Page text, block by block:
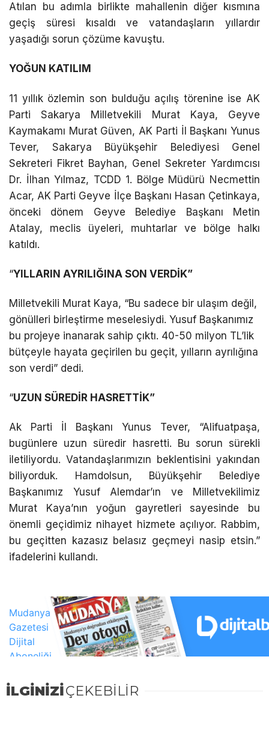
Atılan bu adımla birlikte mahallenin diğer kısmına
geçiş süresi kısaldı ve vatandaşların yıllardır
yaşadığı sorun çözüme kavuştu.
YOĞUN KATILIM
11 yıllık özlemin son bulduğu açılış törenine ise AK
Parti Sakarya Milletvekili Murat Kaya, Geyve
Kaymakamı Murat Güven, AK Parti İl Başkanı Yunus
Tever, Sakarya Büyükşehir Belediyesi Genel
Sekreteri Fikret Bayhan, Genel Sekreter Yardımcısı
Dr. İlhan Yılmaz, TCDD 1. Bölge Müdürü Necmettin
Acar, AK Parti Geyve İlçe Başkanı Hasan Çetinkaya,
önceki dönem Geyve Belediye Başkanı Metin
Atalay, meclis üyeleri, muhtarlar ve bölge halkı
katıldı.
“YILLARIN AYRILIĞINA SON VERDİK”
Milletvekili Murat Kaya, “Bu sadece bir ulaşım değil,
gönülleri birleştirme meselesiydi. Yusuf Başkanımız
bu projeye inanarak sahip çıktı. 40-50 milyon TL’lik
bütçeyle hayata geçirilen bu geçit, yılların ayrılığına
son verdi” dedi.
“UZUN SÜREDİR HASRETTİK”
Ak Parti İl Başkanı Yunus Tever, “Alifuatpaşa,
bugünlere uzun süredir hasretti. Bu sorun sürekli
iletiliyordu. Vatandaşlarımızın beklentisini yakından
biliyorduk. Hamdolsun, Büyükşehir Belediye
Başkanımız Yusuf Alemdar’ın ve Milletvekilimiz
Murat Kaya’nın yoğun gayretleri sayesinde bu
önemli geçidimiz nihayet hizmete açılıyor. Rabbim,
bu geçitten kazasız belasız geçmeyi nasip etsin.”
ifadelerini kullandı.
İLGİNİZİÇEKEBİLİR